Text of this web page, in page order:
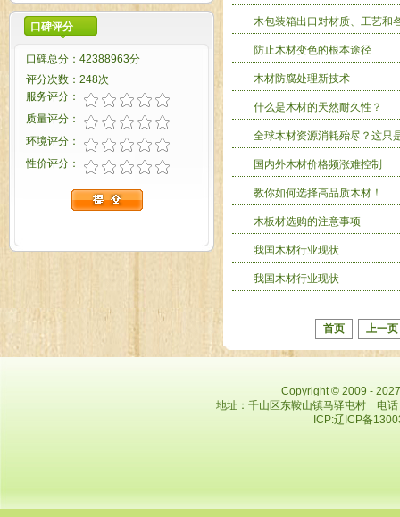
口碑评分
口碑总分：42388963分
评分次数：248次
服务评分：
质量评分：
环境评分：
性价评分：
木包装箱出口对材质、工艺和
防止木材变色的根本途径
木材防腐处理新技术
什么是木材的天然耐久性？
全球木材资源消耗殆尽？这只
国内外木材价格频涨难控制
教你如何选择高品质木材！
木板材选购的注意事项
我国木材行业现状
我国木材行业现状
首页 上一页
Copyright © 2009 -
地址：千山区东鞍山镇马驿屯村
ICP:辽ICP备